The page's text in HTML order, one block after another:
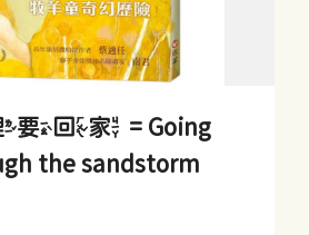
回家 = Going
the sandstorm